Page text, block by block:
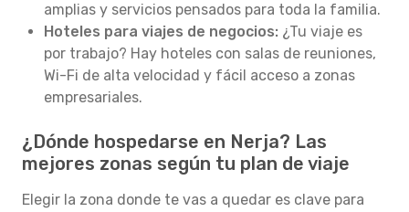
amplias y servicios pensados para toda la familia.
Hoteles para viajes de negocios: ¿Tu viaje es
por trabajo? Hay hoteles con salas de reuniones,
Wi-Fi de alta velocidad y fácil acceso a zonas
empresariales.
¿Dónde hospedarse en Nerja? Las
mejores zonas según tu plan de viaje
Elegir la zona donde te vas a quedar es clave para